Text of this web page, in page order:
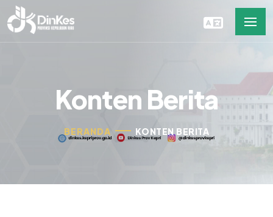
Konten Berita
BERANDA KONTEN BERITA